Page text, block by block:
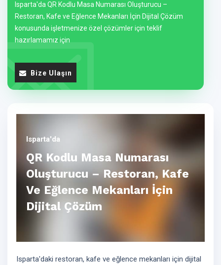
Isparta'da QR Kodlu Masa Numarası Oluşturucu –
Restoran, Kafe ve Eğlence Mekanları İçin Dijital Çözüm
konusunda işletmenize özel çözümler için teklif
hazırlamamız için
Bize Ulaşın
Isparta'da
QR Kodlu Masa Numarası
Oluşturucu – Restoran, Kafe
Ve Eğlence Mekanları İçin
Dijital Çözüm
Isparta'daki restoran, kafe ve eğlence mekanları için dijital